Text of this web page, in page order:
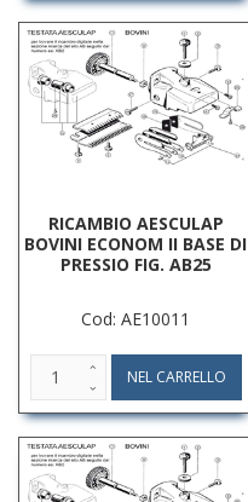
RICAMBIO AESCULAP
BOVINI ECONOM II BASE DI
PRESSIO FIG. AB25
Cod: AE10011